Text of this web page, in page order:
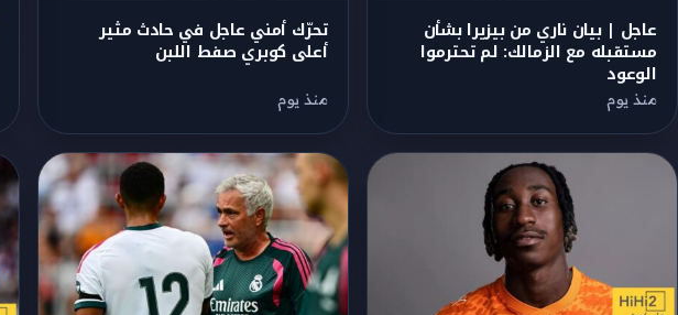
عاجل | بيان ناري من بيزيرا بشأن
مستقبله مع الزمالك: لم تحترموا
الوعود
منذ يوم
تحرّك أمني عاجل في حادث مثير
أعلى كوبري صفط اللبن
منذ يوم